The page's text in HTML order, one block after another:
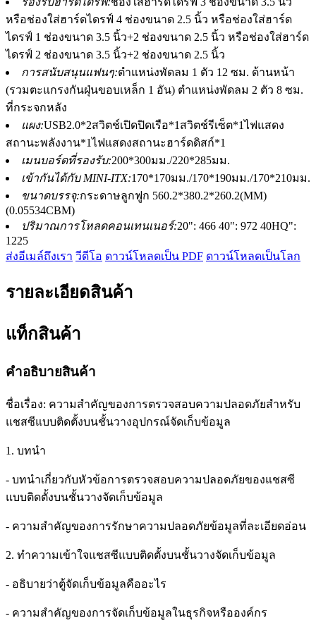
หรือช่องใส่ฮาร์ดไดรฟ์ 4 ช่องขนาด 2.5 นิ้ว หรือช่องใส่ฮาร์ด
ไดรฟ์ 1 ช่องขนาด 3.5 นิ้ว+2 ช่องขนาด 2.5 นิ้ว หรือช่องใส่ฮาร์ด
ไดรฟ์ 2 ช่องขนาด 3.5 นิ้ว+2 ช่องขนาด 2.5 นิ้ว
การสนับสนุนแฟนๆ:ตำแหน่งพัดลม 1 ตัว 12 ซม. ด้านหน้า
(รวมตะแกรงกันฝุ่นขอบเหล็ก 1 อัน) ตำแหน่งพัดลม 2 ตัว 8 ซม.
ที่กระจกหลัง
แผง:USB2.0*2สวิตช์เปิดปิดเรือ*1สวิตช์รีเซ็ต*1ไฟแสดง
สถานะพลังงาน*1ไฟแสดงสถานะฮาร์ดดิสก์*1
เมนบอร์ดที่รองรับ:200*300มม./220*285มม.
เข้ากันได้กับ MINI-ITX:170*170มม./170*190มม./170*210มม.
ขนาดบรรจุ:กระดาษลูกฟูก 560.2*380.2*260.2(MM)
(0.05534CBM)
ปริมาณการโหลดคอนเทนเนอร์:20": 466 40": 972 40HQ":
1225
ส่งอีเมล์ถึงเรา วีดีโอ ดาวน์โหลดเป็น PDF ดาวน์โหลดเป็นโลก
รายละเอียดสินค้า
แท็กสินค้า
คำอธิบายสินค้า
ชื่อเรื่อง: ความสำคัญของการตรวจสอบความปลอดภัยสำหรับ
แชสซีแบบติดตั้งบนชั้นวางอุปกรณ์จัดเก็บข้อมูล
1. บทนำ
- บทนำเกี่ยวกับหัวข้อการตรวจสอบความปลอดภัยของแชสซี
แบบติดตั้งบนชั้นวางจัดเก็บข้อมูล
- ความสำคัญของการรักษาความปลอดภัยข้อมูลที่ละเอียดอ่อน
2. ทำความเข้าใจแชสซีแบบติดตั้งบนชั้นวางจัดเก็บข้อมูล
- อธิบายว่าตู้จัดเก็บข้อมูลคืออะไร
- ความสำคัญของการจัดเก็บข้อมูลในธุรกิจหรือองค์กร